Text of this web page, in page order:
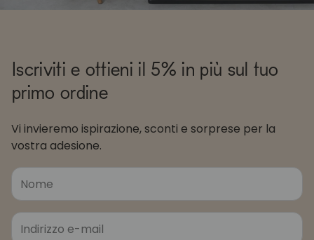
Iscriviti e ottieni il 5% in più sul tuo
primo ordine
Vi invieremo ispirazione, sconti e sorprese per la
vostra adesione.